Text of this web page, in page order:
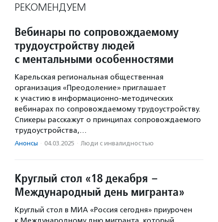
РЕКОМЕНДУЕМ
Вебинары по сопровождаемому
трудоустройству людей
с ментальными особенностями
Карельская региональная общественная
организация «Преодоление» приглашает
к участию в информационно-методических
вебинарах по сопровождаемому трудоустройству.
Спикеры расскажут о принципах сопровождаемого
трудоустройства,…
Анонсы · 04.03.2025 · Люди с инвалидностью
Круглый стол «18 декабря –
Международный день мигранта»
Круглый стол в МИА «Россия сегодня» приурочен